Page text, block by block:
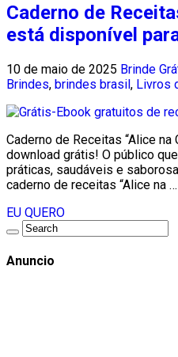
Caderno de
está disponível
10 de maio de 2025 Brinde
Brindes, brindes brasil, Livros
Caderno de Receitas “Alice
download grátis! O público
práticas, saudáveis e
caderno de receitas “Alice na …
EU QUERO
Anuncio